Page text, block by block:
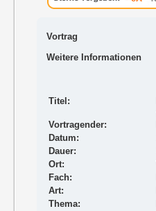
Vortrag
Weitere Informationen
Titel:
Vortragender:
Datum:
Dauer:
Ort:
Fach:
Art:
Thema: